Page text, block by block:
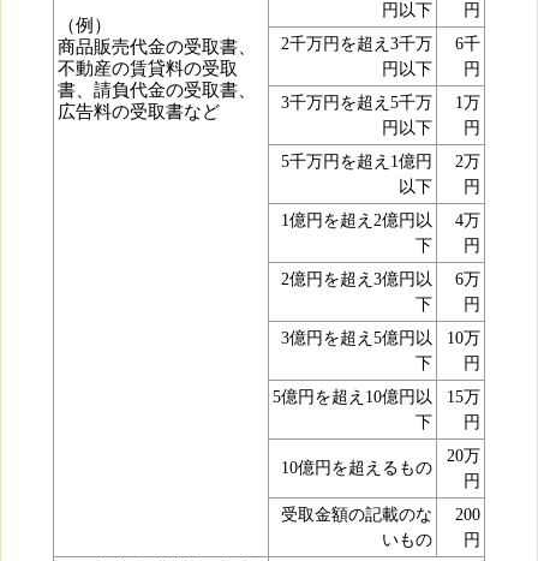
（例）
商品販売代金の受取書、
不動産の賃貸料の受取
書、請負代金の受取書、
広告料の受取書など
円以下
円
2千万円を超え3千万
円以下
6千
円
3千万円を超え5千万
円以下
1万
円
5千万円を超え1億円
以下
2万
円
1億円を超え2億円以
下
4万
円
2億円を超え3億円以
下
6万
円
3億円を超え5億円以
下
10万
円
5億円を超え10億円以
下
15万
円
10億円を超えるもの
20万
円
受取金額の記載のな
いもの
200
円